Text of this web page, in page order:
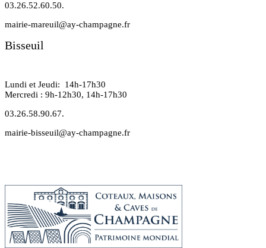
03.26.52.60.50.
mairie-mareuil@ay-champagne.fr
Bisseuil
Lundi et Jeudi: 14h-17h30
Mercredi : 9h-12h30, 14h-17h30
03.26.58.90.67.
mairie-bisseuil@ay-champagne.fr